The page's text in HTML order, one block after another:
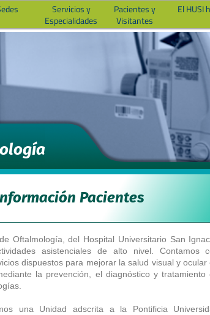
Servicios y
Especialidades
Pacientes y
Visitantes
El HUSI
Pacientes
Oftalmología, del Hospital Universitario San
asistenciales de alto nivel. Contamos
dispuestos para mejorar la salud visual y ocular
la prevención, el diagnóstico y tratamiento
una Unidad adscrita a la Pontificia